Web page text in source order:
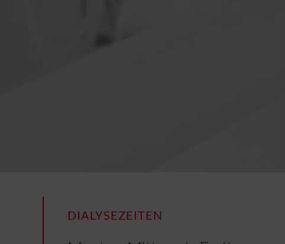
DIALYSEZEITEN